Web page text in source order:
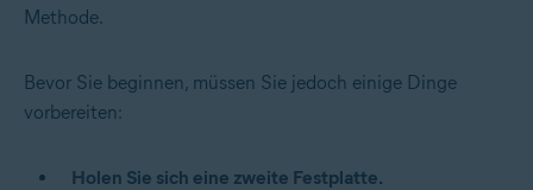
Methode.
Bevor Sie beginnen, müssen Sie jedoch einige Dinge
vorbereiten:
Holen Sie sich eine zweite Festplatte.